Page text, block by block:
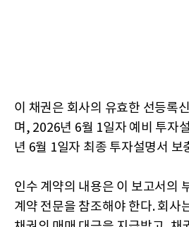
이 채권은 회사의 유효한 선등록
며, 2026년 6월 1일자 예비 투자
년 6월 1일자 최종 투자설명서 보
인수 계약의 내용은 이 보고서의
계약 전문을 참조해야 한다. 회사